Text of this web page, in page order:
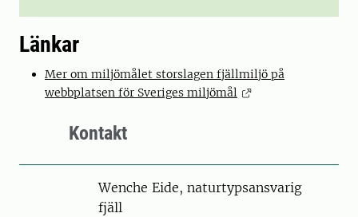
Länkar
Mer om miljömålet storslagen fjällmiljö på
webbplatsen för Sveriges miljömål
Kontakt
PersonWenche Eide, naturtypsansvarig
fjäll